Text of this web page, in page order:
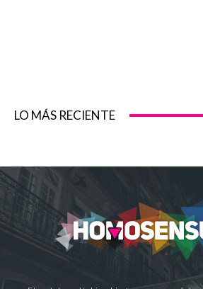
LO MÁS RECIENTE